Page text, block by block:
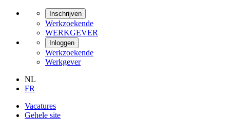
Inschrijven
Werkzoekende
WERKGEVER
Inloggen
Werkzoekende
Werkgever
NL
FR
Vacatures
Gehele site